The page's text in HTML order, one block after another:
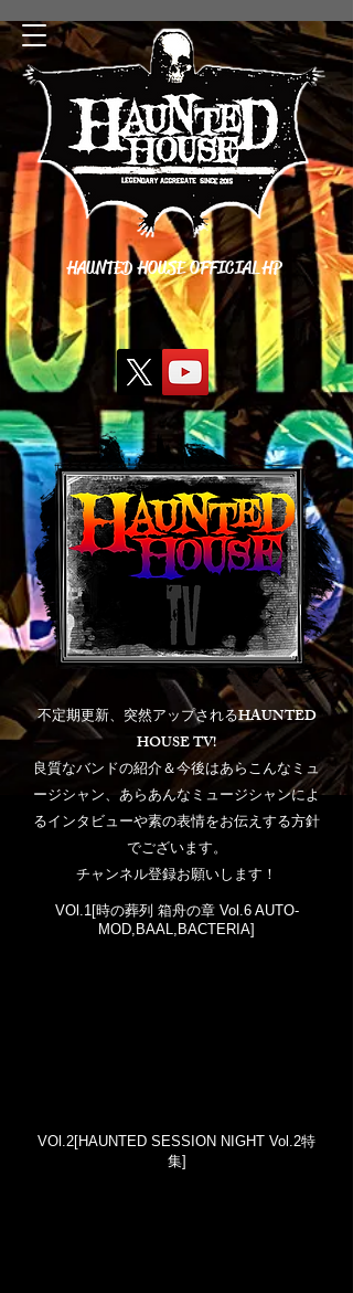
HAUNTED HOUSE OFFICIAL HP
不定期更新、突然アップされるHAUNTED
HOUSE TV!
良質なバンドの紹介＆今後はあらこんなミュ
ージシャン、あらあんなミュージシャンによ
るインタビューや素の表情をお伝えする方針
でございます。
チャンネル登録お願いします！
VOl.1[時の葬列 箱舟の章 Vol.6 AUTO-
MOD,BAAL,BACTERIA]
VOl.2[HAUNTED SESSION NIGHT Vol.2特
集]